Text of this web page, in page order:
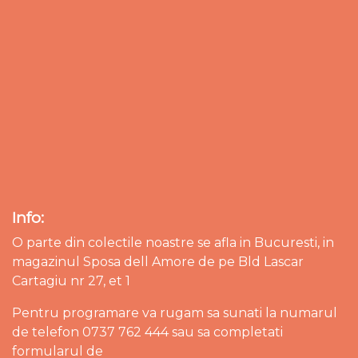
Info:
O parte din colectile noastre se afla in Bucuresti, in
magazinul Sposa dell Amore de pe Bld Lascar
Cartagiu nr 27, et 1
Pentru programare va rugam sa sunati la numarul
de telefon 0737 762 444 sau sa completati
formularul de